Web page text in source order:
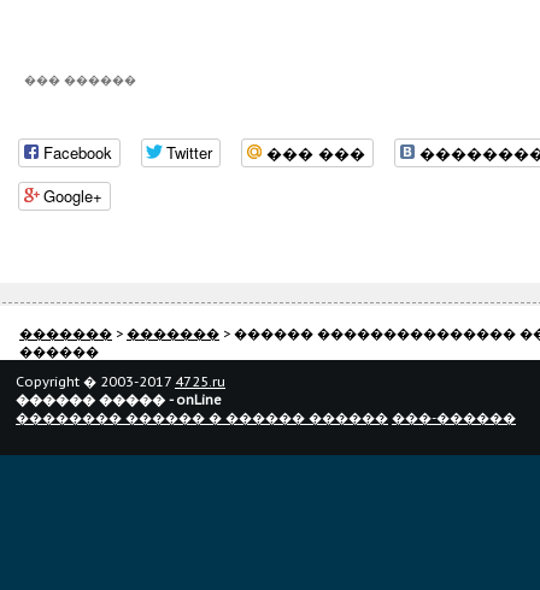
��� ������
Facebook Twitter ��� ���
Google+
������� > ������� > ������ ���������������
������
Copyright � 2003-2017 4725.ru
������ ����� - onLine
�������� ������ � ������ ������ ���-������